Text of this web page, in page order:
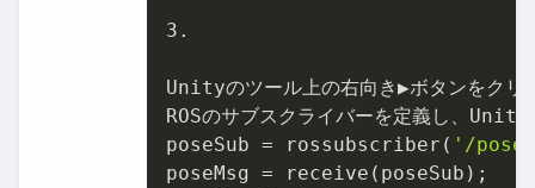
3.
Unityのツール上の右向き▶ボタンをクリ
ROSのサブスクライバーを定義し、
poseSub = rossubscriber( '/pose'
poseMsg = receive(poseSub);